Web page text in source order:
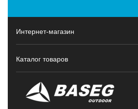
Интернет-магазин
Каталог товаров